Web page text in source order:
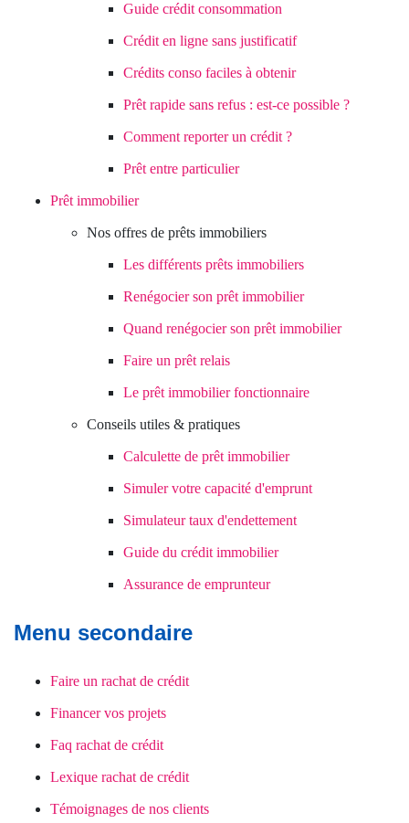
Guide crédit consommation
Crédit en ligne sans justificatif
Crédits conso faciles à obtenir
Prêt rapide sans refus : est-ce possible ?
Comment reporter un crédit ?
Prêt entre particulier
Prêt immobilier
Nos offres de prêts immobiliers
Les différents prêts immobiliers
Renégocier son prêt immobilier
Quand renégocier son prêt immobilier
Faire un prêt relais
Le prêt immobilier fonctionnaire
Conseils utiles & pratiques
Calculette de prêt immobilier
Simuler votre capacité d'emprunt
Simulateur taux d'endettement
Guide du crédit immobilier
Assurance de emprunteur
Menu secondaire
Faire un rachat de crédit
Financer vos projets
Faq rachat de crédit
Lexique rachat de crédit
Témoignages de nos clients